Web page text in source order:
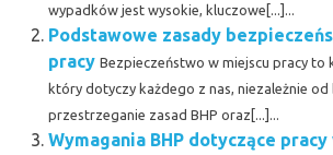
wypadków jest wysokie, kluczowe[...]...
Podstawowe zasady
pracy Bezpieczeństwo w miejscu pracy to
który dotyczy każdego z nas, niezależnie od
przestrzeganie zasad BHP oraz[...]...
Wymagania BHP dotyczące